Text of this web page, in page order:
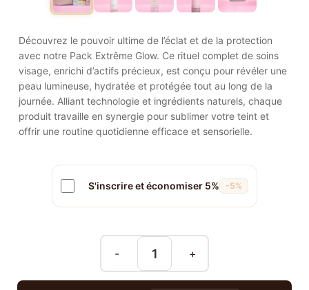
Découvrez le pouvoir ultime de l’éclat et de la protection
avec notre Pack Extrême Glow. Ce rituel complet de soins
visage, enrichi d’actifs précieux, est conçu pour révéler une
peau lumineuse, hydratée et protégée tout au long de la
journée. Alliant technologie et ingrédients naturels, chaque
produit travaille en synergie pour sublimer votre teint et
offrir une routine quotidienne efficace et sensorielle.
S'inscrire et économiser 5% -5%
- +